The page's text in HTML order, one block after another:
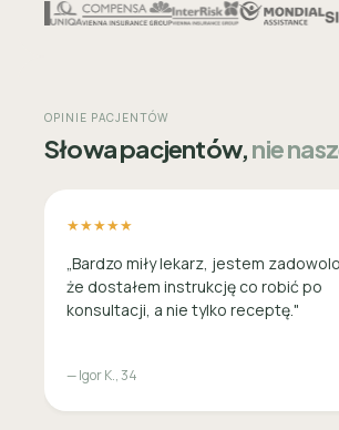
OPINIE PACJENTÓW
Słowa pacjentów,nie
★★★★★
„Bardzo miły lekarz, jestem
że dostałem instrukcję co robić po
konsultacji, a nie tylko receptę."
— Igor K., 34